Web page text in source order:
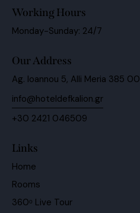
Working Hours
Monday-Sunday: 24/7
Our Address
Ag. Ioannou 5, Alli Meria 385 00
info@hoteldefkalion.gr
+30 2421 046509
Links
Home
Rooms
360ᵒ Live Tour